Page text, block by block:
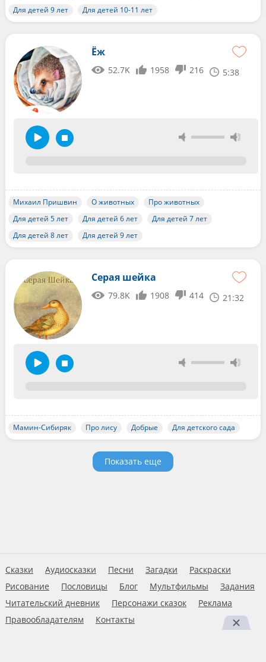
Для детей 9 лет
Для детей 10-11 лет
Ёж
52.7K 1958 216 5:38
Михаил Пришвин О животных
Про животных
Для детей 5 лет
Для детей 6 лет
Для детей 7 лет
Для детей 8 лет
Для детей 9 лет
Серая шейка
79.8K 1908 414 21:32
Мамин-Сибиряк Про лису Добрые Для детского сада
Показать еще
Сказки Аудиосказки Песни Загадки
Раскраски
Рисование
Пословицы Блог Мультфильмы
Задания
Читательский дневник
Персонажи сказок
Реклама
Правообладателям
Контакты